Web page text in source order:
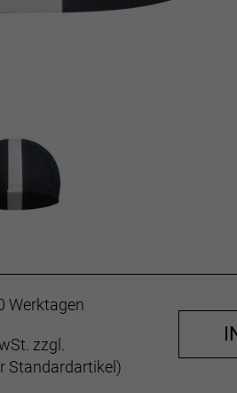
Werktagen
zzgl.
Standardartikel)